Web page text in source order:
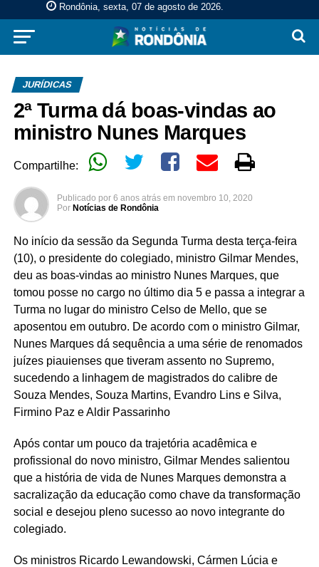
Rondônia, sexta, 07 de agosto de 2026.
JURÍDICAS
2ª Turma dá boas-vindas ao
ministro Nunes Marques
Compartilhe:
Publicado por 6 anos atrás em novembro 10, 2020
Por Notícias de Rondônia
No início da sessão da Segunda Turma desta terça-feira
(10), o presidente do colegiado, ministro Gilmar Mendes,
deu as boas-vindas ao ministro Nunes Marques, que
tomou posse no cargo no último dia 5 e passa a integrar a
Turma no lugar do ministro Celso de Mello, que se
aposentou em outubro. De acordo com o ministro Gilmar,
Nunes Marques dá sequência a uma série de renomados
juízes piauienses que tiveram assento no Supremo,
sucedendo a linhagem de magistrados do calibre de
Souza Mendes, Souza Martins, Evandro Lins e Silva,
Firmino Paz e Aldir Passarinho
Após contar um pouco da trajetória acadêmica e
profissional do novo ministro, Gilmar Mendes salientou
que a história de vida de Nunes Marques demonstra a
sacralização da educação como chave da transformação
social e desejou pleno sucesso ao novo integrante do
colegiado.
Os ministros Ricardo Lewandowski, Cármen Lúcia e